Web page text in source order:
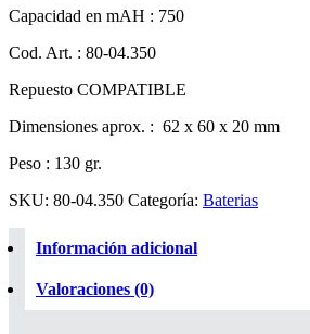
Capacidad en mAH : 750
Cod. Art. : 80-04.350
Repuesto COMPATIBLE
Dimensiones aprox. : 62 x 60 x 20 mm
Peso : 130 gr.
SKU: 80-04.350 Categoría: Baterias
Información adicional
Valoraciones (0)